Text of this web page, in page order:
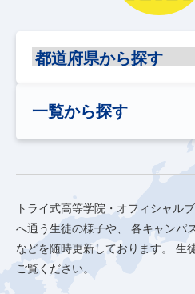
一覧から探す
トライ式高等学院・オフィシャル
へ通う生徒の様子や、
各キャンパ
などを随時更新しております。
生
ご覧ください。